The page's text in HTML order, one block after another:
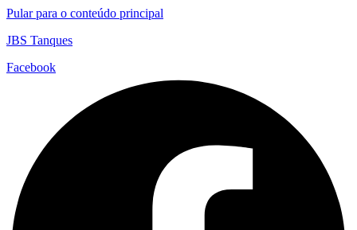
Pular para o conteúdo principal
JBS Tanques
Facebook